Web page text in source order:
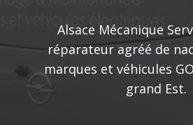
Alsace Mécanique
réparateur agréé de
marques et véhicules
grand Est.